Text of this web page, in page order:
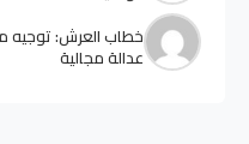
خطاب العرش: توجيه
عدالة مجالية